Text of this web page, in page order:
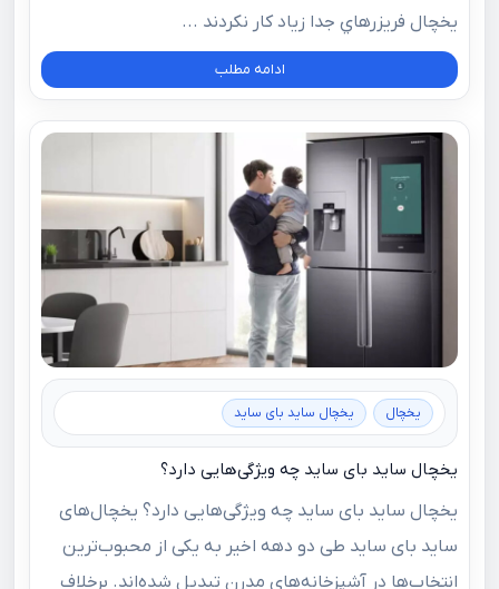
يخچال فريزرهاي جدا زیاد كار نكردند ...
ادامه مطلب
یخچال یخچال ساید بای ساید
یخچال ساید بای ساید چه ویژگی‌هایی دارد؟
یخچال ساید بای ساید چه ویژگی‌هایی دارد؟ یخچال‌های
ساید بای ساید طی دو دهه اخیر به یکی از محبوب‌ترین
انتخاب‌ها در آشپزخانه‌های مدرن تبدیل شده‌اند. برخلاف